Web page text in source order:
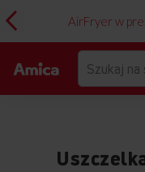
AirFryer w